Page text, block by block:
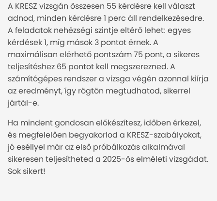
A KRESZ vizsgán összesen 55 kérdésre kell választ
adnod, minden kérdésre 1 perc áll rendelkezésedre.
A feladatok nehézségi szintje eltérő lehet: egyes
kérdések 1, míg mások 3 pontot érnek. A
maximálisan elérhető pontszám 75 pont, a sikeres
teljesítéshez 65 pontot kell megszerezned. A
számítógépes rendszer a vizsga végén azonnal kiírja
az eredményt, így rögtön megtudhatod, sikerrel
jártál-e.
Ha mindent gondosan előkészítesz, időben érkezel,
és megfelelően begyakorlod a KRESZ-szabályokat,
jó eséllyel már az első próbálkozás alkalmával
sikeresen teljesítheted a 2025-ös elméleti vizsgádat.
Sok sikert!